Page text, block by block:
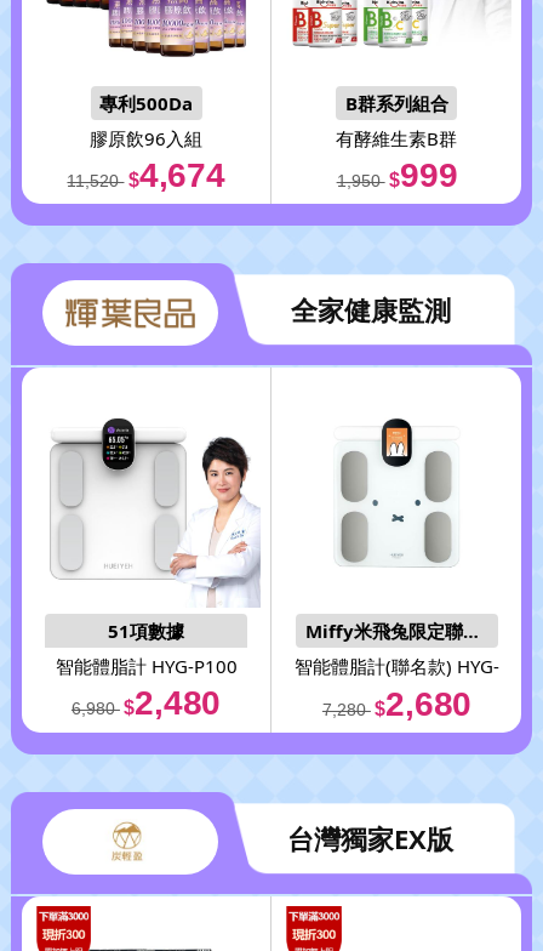
專利500Da
膠原飲96入組
11,520 $4,674
B群系列組合
有酵維生素B群
1,950 $999
全家健康監測
51項數據
APP記錄管理
智能體脂計 HYG-P100
6,980 $2,480
Miffy米飛兔限定聯名款
智能體脂計(聯名款) HYG-
P100
7,280 $2,680
台灣獨家EX版